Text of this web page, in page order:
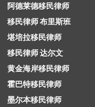
阿德莱德移民律师
移民律师 布里斯班
堪培拉移民律师
移民律师 达尔文
黄金海岸移民律师
霍巴特移民律师
墨尔本移民律师